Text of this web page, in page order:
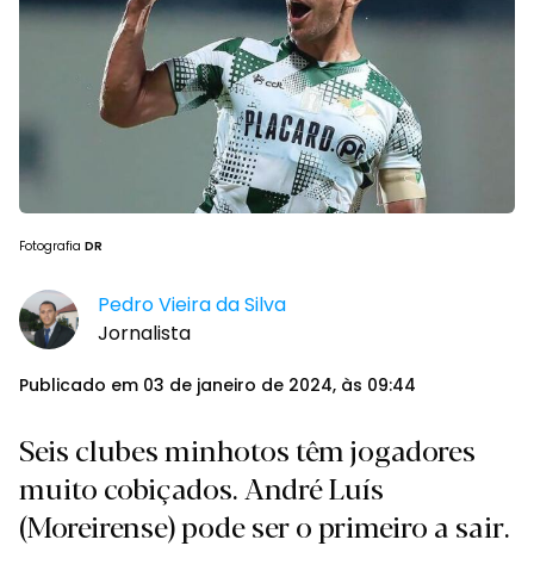
Fotografia DR
Pedro Vieira da Silva
Jornalista
Publicado em 03 de janeiro de 2024, às 09:44
Seis clubes minhotos têm jogadores
muito cobiçados. André Luís
(Moreirense) pode ser o primeiro a sair.